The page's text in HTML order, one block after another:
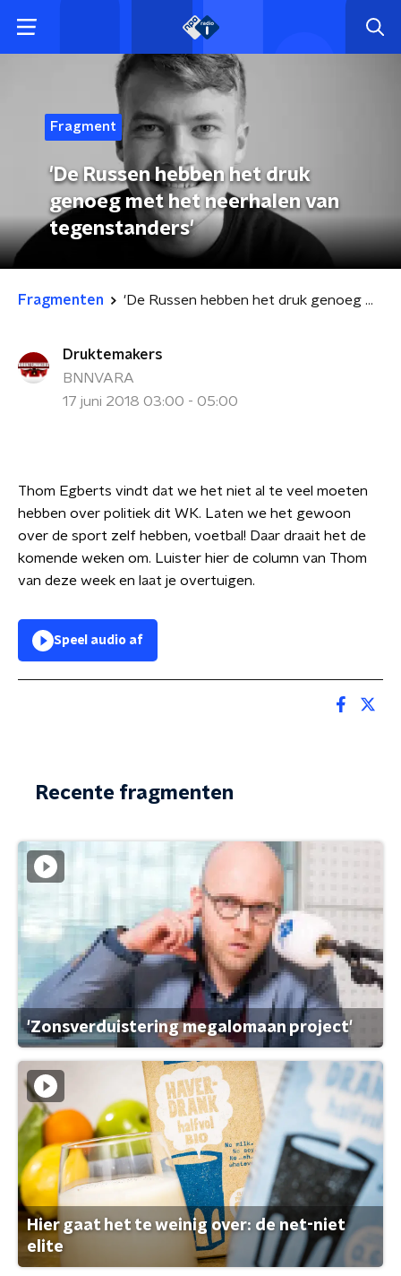
Fragment
'De Russen hebben het druk
genoeg met het neerhalen van
tegenstanders'
Fragmenten 'De Russen hebben het druk genoeg met het neerhalen van tegenstanders'
Druktemakers
BNNVARA
17 juni 2018 03:00 - 05:00
Thom Egberts vindt dat we het niet al te veel moeten
hebben over politiek dit WK. Laten we het gewoon
over de sport zelf hebben, voetbal! Daar draait het de
komende weken om. Luister hier de column van Thom
van deze week en laat je overtuigen.
Speel audio af
Recente fragmenten
'Zonsverduistering megalomaan project'
Hier gaat het te weinig over: de net-niet
elite